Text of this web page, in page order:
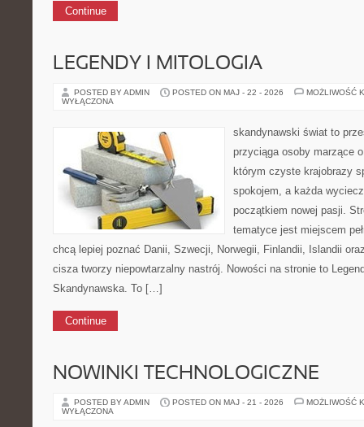
Continue
LEGENDY I MITOLOGIA
POSTED BY ADMIN POSTED ON MAJ - 22 - 2026
MOŻLIWOŚĆ
WYŁĄCZONA
skandynawski świat to
przyciąga osoby marzące
którym czyste krajobrazy
spokojem, a każda
początkiem nowej pasji.
tematyce jest miejscem
chcą lepiej poznać Danii, Szwecji, Norwegii, Finlandii, Islandii
cisza tworzy niepowtarzalny nastrój. Nowości na stronie to
Skandynawska. To […]
Continue
NOWINKI TECHNOLOGICZNE
POSTED BY ADMIN POSTED ON MAJ - 21 - 2026
MOŻLIWOŚĆ
WYŁĄCZONA